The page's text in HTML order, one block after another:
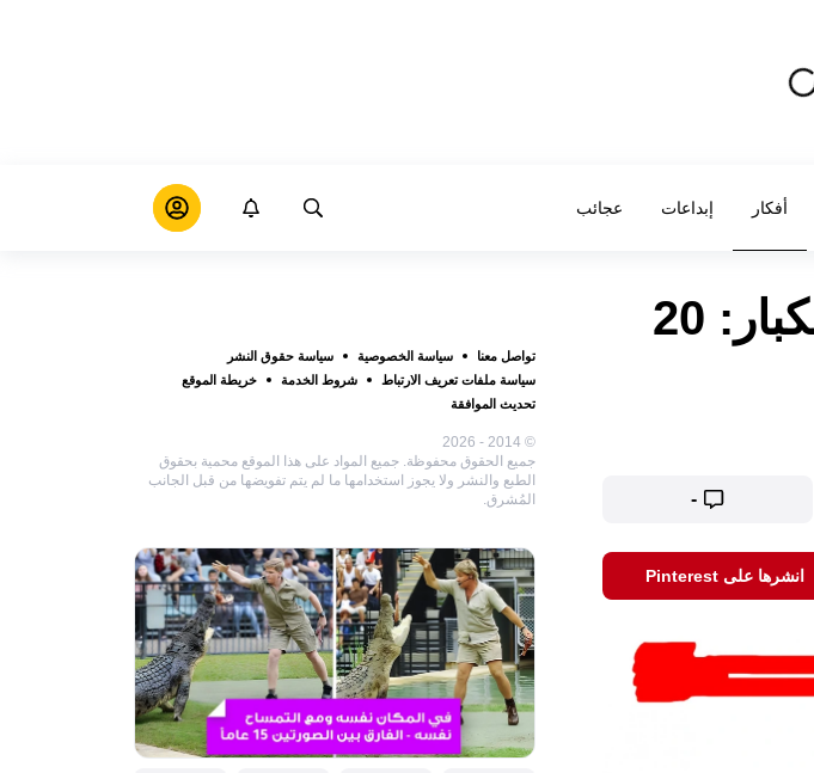
أفكار إبداعات عجائب
تواصل معنا سياسة الخصوصية
سياسة حقوق النشر
سياسة ملفات تعريف الارتباط
شروط الخدمة
خريطة الموقع
تحديث الموافقة
© 2014 - 2026
جميع الحقوق محفوظة. جميع المواد على هذا الموقع محمية بحقوق
الطبع والنشر ولا يجوز استخدامها ما لم يتم تفويضها من قبل الجانب
المُشرق.
أسئلة من الأطفال لم تخطر ببال الكبار: 20
-
انشرها على Pinterest